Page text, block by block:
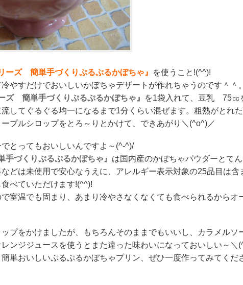
ーズ 簡単手づくりぷるぷるかぼちゃ』
を使うこと!(^^)!
やすだけでおいしいかぼちゃデザートが作れちゃうのです＾＾
ズ 簡単手づくりぷるぷるかぼちゃ』
を1袋入れて、豆乳 75㏄
してぐるぐる均一になるまで1分くらい混ぜます。粗熱がとれ
プルシロップをとろ～りとかけて、できあがり＼(^o^)／
とってもおいしいんですよ～(^-^)/
づくりぷるぷるかぼちゃ』 は国内産のかぼちゃパウダーとて
どは未使用で安心なうえに、アレルギー表示対象の25品目は含
べていただけます!(^^)!
室温でも固まり、あまり冷やさなくなくても食べられるからオ
プをかけましたが、もちろんそのままでもいいし、カラメルソ
ンジジュースを使うとまた違った味わいになっておいしい～＼
単おいしいぷるぷるかぼちゃプリン、ぜひ一度作ってみてくだ